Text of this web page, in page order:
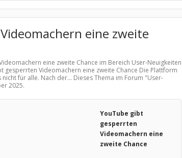
eine zweite
eine zweite Chance im Bereich User-Neuigkeiten
gesperrten Videomachern eine zweite Chance Die Plattform
für alle. Nach der... Dieses Thema im Forum "User-
2025.
YouTube gibt
gesperrten
Videomachern eine
zweite Chance